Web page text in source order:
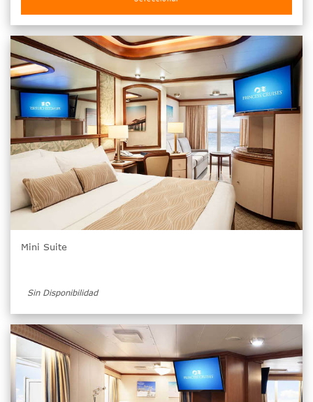
Mini Suite
Sin Disponibilidad